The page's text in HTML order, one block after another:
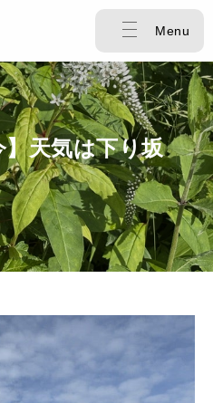
Menu
天気は下り坂